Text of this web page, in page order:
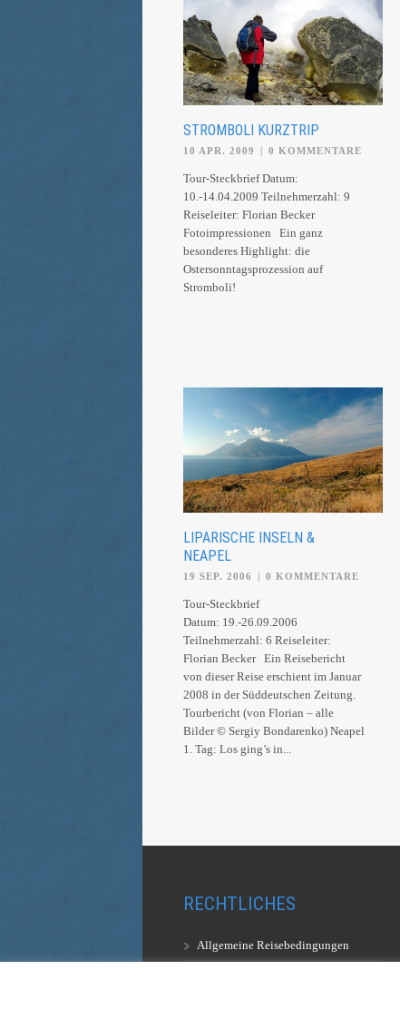
STROMBOLI KURZTRIP
10 APR. 2009 | 0 KOMMENTARE
Tour-Steckbrief Datum:
10.-14.04.2009 Teilnehmerzahl: 9
Reiseleiter: Florian Becker
Fotoimpressionen Ein ganz
besonderes Highlight: die
Ostersonntagsprozession auf
Stromboli!
LIPARISCHE INSELN &
NEAPEL
19 SEP. 2006 | 0 KOMMENTARE
Tour-Steckbrief
Datum: 19.-26.09.2006
Teilnehmerzahl: 6 Reiseleiter:
Florian Becker Ein Reisebericht
von dieser Reise erschient im Januar
2008 in der Süddeutschen Zeitung.
Tourbericht (von Florian – alle
Bilder © Sergiy Bondarenko) Neapel
1. Tag: Los ging’s in...
RECHTLICHES
Allgemeine Reisebedingungen